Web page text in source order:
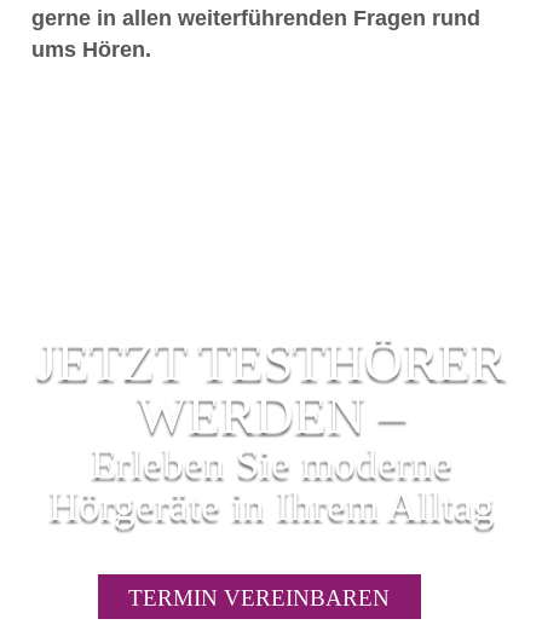
gerne in allen weiterführenden Fragen rund
ums Hören.
JETZT TESTHÖRER
WERDEN –
Erleben Sie moderne
Hörgeräte in Ihrem Alltag
TERMIN VEREINBAREN